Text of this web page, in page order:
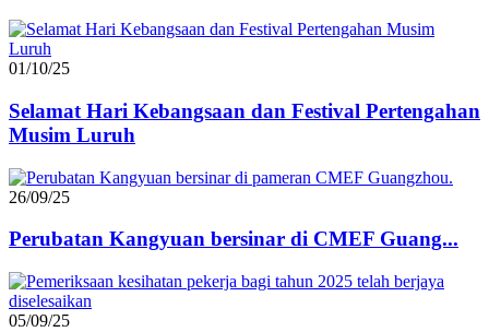
01/10/25
Selamat Hari Kebangsaan dan Festival Pertengahan
Musim Luruh
26/09/25
Perubatan Kangyuan bersinar di CMEF Guang...
05/09/25